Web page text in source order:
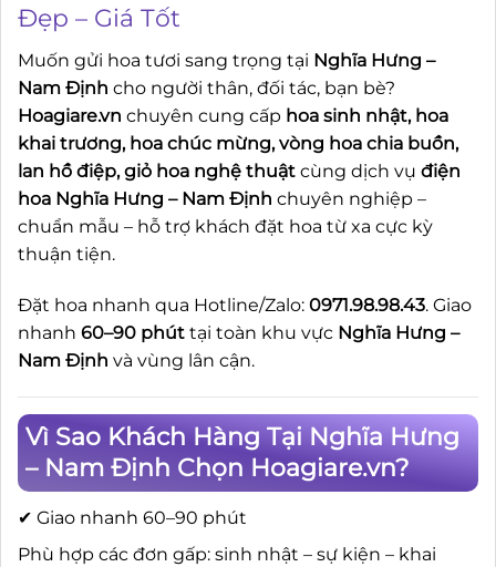
Đẹp – Giá Tốt
Muốn gửi hoa tươi sang trọng tại Nghĩa Hưng –
Nam Định cho người thân, đối tác, bạn bè?
Hoagiare.vn chuyên cung cấp hoa sinh nhật, hoa
khai trương, hoa chúc mừng, vòng hoa chia buồn,
lan hồ điệp, giỏ hoa nghệ thuật cùng dịch vụ điện
hoa Nghĩa Hưng – Nam Định chuyên nghiệp –
chuẩn mẫu – hỗ trợ khách đặt hoa từ xa cực kỳ
thuận tiện.
Đặt hoa nhanh qua Hotline/Zalo: 0971.98.98.43. Giao
nhanh 60–90 phút tại toàn khu vực Nghĩa Hưng –
Nam Định và vùng lân cận.
Vì Sao Khách Hàng Tại Nghĩa Hưng
– Nam Định Chọn Hoagiare.vn?
✔ Giao nhanh 60–90 phút
Phù hợp các đơn gấp: sinh nhật – sự kiện – khai